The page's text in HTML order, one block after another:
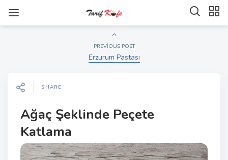
PREVIOUS POST
Erzurum Pastası
SHARE
Ağaç Şeklinde Peçete
Katlama